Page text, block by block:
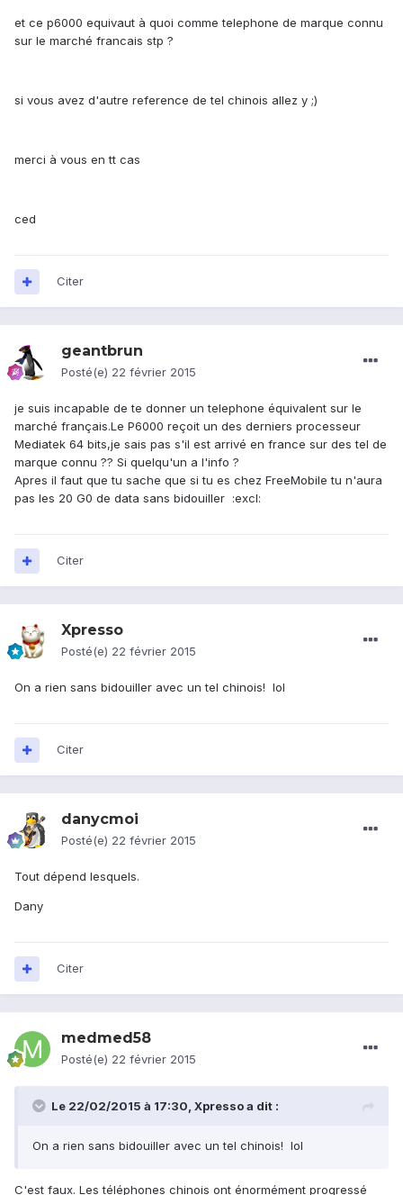
et ce p6000 equivaut à quoi comme telephone de marque connu
sur le marché francais stp ?
si vous avez d'autre reference de tel chinois allez y ;)
merci à vous en tt cas
ced
Citer
geantbrun
Posté(e) 22 février 2015
je suis incapable de te donner un telephone équivalent sur le
marché français.Le P6000 reçoit un des derniers processeur
Mediatek 64 bits,je sais pas s'il est arrivé en france sur des tel de
marque connu ?? Si quelqu'un a l'info ?
Apres il faut que tu sache que si tu es chez FreeMobile tu n'aura
pas les 20 G0 de data sans bidouiller :excl:
Citer
Xpresso
Posté(e) 22 février 2015
On a rien sans bidouiller avec un tel chinois! lol
Citer
danycmoi
Posté(e) 22 février 2015
Tout dépend lesquels.
Dany
Citer
medmed58
Posté(e) 22 février 2015
Le 22/02/2015 à 17:30, Xpresso a dit :
On a rien sans bidouiller avec un tel chinois! lol
C'est faux. Les téléphones chinois ont énormément progressé